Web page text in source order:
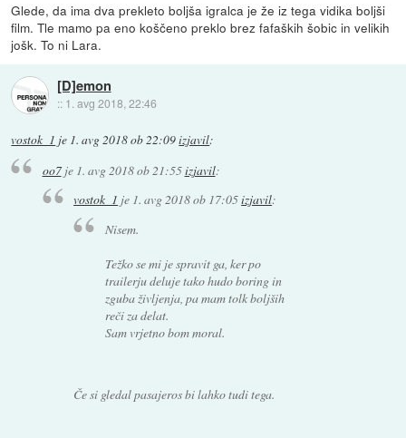
Glede, da ima dva prekleto boljša igralca je že iz tega vidika boljši
film. Tle mamo pa eno koščeno preklo brez fafaških šobic in velikih
jošk. To ni Lara.
[D]emon
:: 1. avg 2018, 22:46
vostok_1 je 1. avg 2018 ob 22:09izjavil:
oo7je 1. avg 2018 ob 21:55izjavil:
vostok_1 je 1. avg 2018 ob 17:05izjavil:
Nisem.
Težko se mi je spravit ga, ker po
trailerju deluje tako hudo boring in
zguba življenja, pa mam tolk boljših
reči za delat.
Sam vrjetno bom moral.
Če si gledal pasajeros bi lahko tudi tega.